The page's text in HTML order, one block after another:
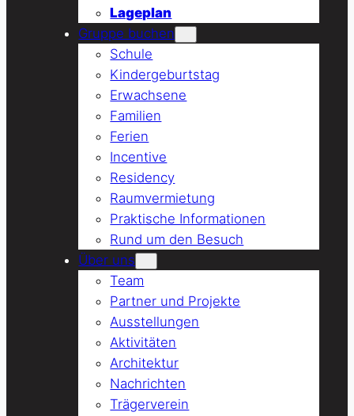
Lageplan
Gruppe buchen
Schule
Kindergeburtstag
Erwachsene
Familien
Ferien
Incentive
Residency
Raumvermietung
Praktische Informationen
Rund um den Besuch
Über uns
Team
Partner und Projekte
Ausstellungen
Aktivitäten
Architektur
Nachrichten
Trägerverein